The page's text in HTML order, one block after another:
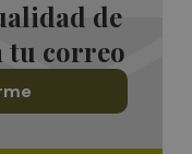
de
tu correo